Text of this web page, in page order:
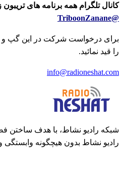
کانال تلگرام همه برنامه های تریبون
@TriboonZanane
برای درخواست شرکت در این گپ و
را قید نمائید.
info@radioneshat.com
شبکه رادیو نشاط، با هدف ساختن
رادیو نشاط بدون هیچگونه